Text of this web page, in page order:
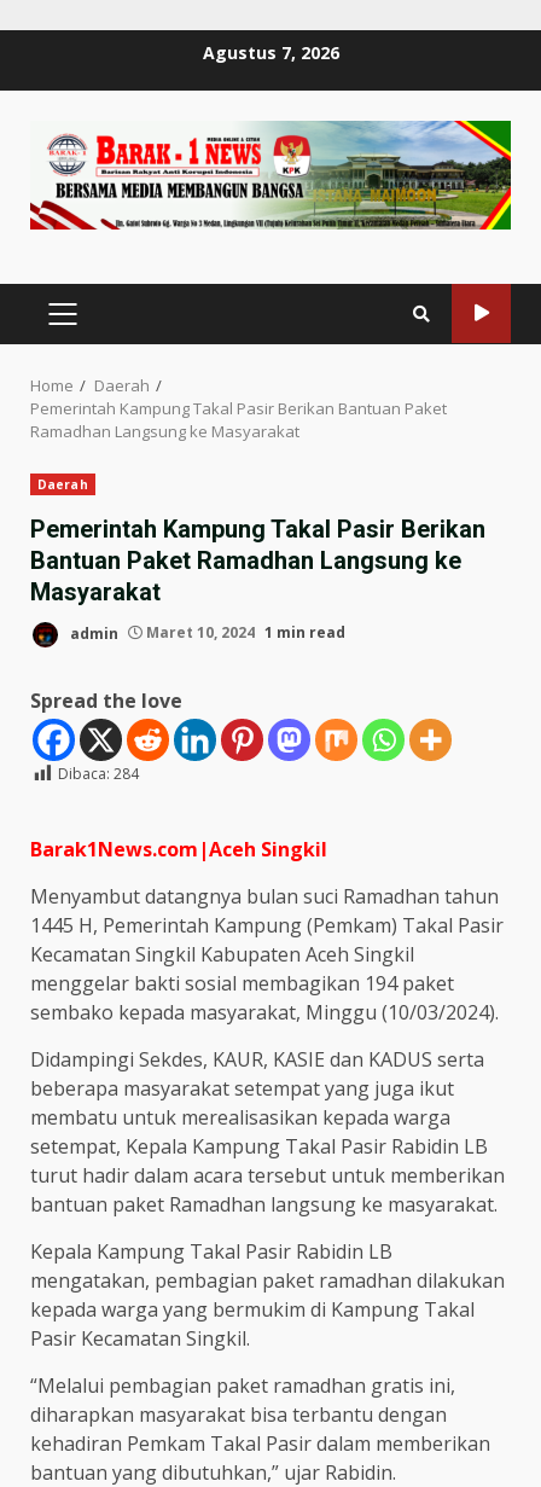
Agustus 7, 2026
PRIMARY
MENU
Home
Daerah
Pemerintah Kampung Takal Pasir Berikan Bantuan Paket
Ramadhan Langsung ke Masyarakat
Daerah
Pemerintah Kampung Takal Pasir Berikan
Bantuan Paket Ramadhan Langsung ke
Masyarakat
admin Maret 10, 2024 1 min read
Spread the love
Dibaca: 284
Barak1News.com|Aceh Singkil
Menyambut datangnya bulan suci Ramadhan tahun
1445 H, Pemerintah Kampung (Pemkam) Takal Pasir
Kecamatan Singkil Kabupaten Aceh Singkil
menggelar bakti sosial membagikan 194 paket
sembako kepada masyarakat, Minggu (10/03/2024).
Didampingi Sekdes, KAUR, KASIE dan KADUS serta
beberapa masyarakat setempat yang juga ikut
membatu untuk merealisasikan kepada warga
setempat, Kepala Kampung Takal Pasir Rabidin LB
turut hadir dalam acara tersebut untuk memberikan
bantuan paket Ramadhan langsung ke masyarakat.
Kepala Kampung Takal Pasir Rabidin LB
mengatakan, pembagian paket ramadhan dilakukan
kepada warga yang bermukim di Kampung Takal
Pasir Kecamatan Singkil.
“Melalui pembagian paket ramadhan gratis ini,
diharapkan masyarakat bisa terbantu dengan
kehadiran Pemkam Takal Pasir dalam memberikan
bantuan yang dibutuhkan,” ujar Rabidin.